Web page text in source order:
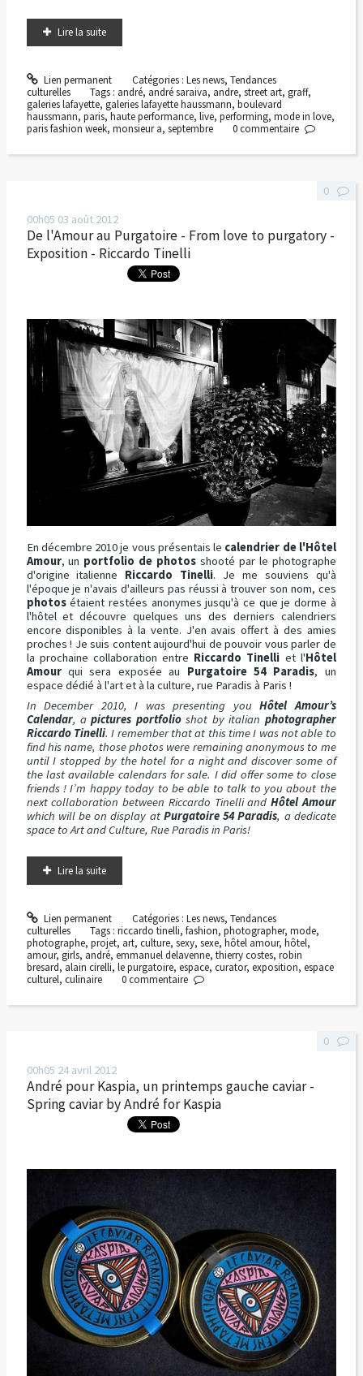
Lire la suite
Lien permanent Catégories : Les news, Tendances
culturelles
Tags : andré, andré saraiva, andre,street art,graff,
galeries lafayette, galeries lafayette haussmann, boulevard
haussmann, paris, haute performance, live, performing, mode in love,
paris fashion week, monsieur a, septembre 0commentaire
00h05 03 août 2012
De l'Amour au Purgatoire - From love to purgatory -
Exposition - Riccardo Tinelli
En décembre 2010 je vous présentais le calendrier de l'Hôtel
Amour, un portfolio de photos shooté par le photographe
d'origine italienne Riccardo Tinelli. Je me souviens qu'à
l'époque je n'avais d'ailleurs pas réussi à trouver son nom, ces
photosétaient restées anonymes jusqu'à ce que je dorme à
l'hôtel et découvre quelques uns des derniers calendriers
encore disponibles à la vente. J'en avais offert à des amies
proches ! Je suis content aujourd'hui de pouvoir vous parler de
la prochaine collaboration entre Riccardo Tinelli et l'Hôtel
Amourqui sera exposée au Purgatoire 54 Paradis, un
espace dédié à l'art et à la culture, rue Paradis à Paris !
In December 2010, I was presenting youHôtel Amour’s
Calendar, apictures portfolioshot by italian photographer
Riccardo Tinelli. I remember that at this time I was not able to
find his name, those photos were remaining anonymous to me
until I stopped by the hotel for a night and discover some of
the last available calendars for sale. I did offer some to close
friends ! I’m happy today to be able to talk to you about the
next collaboration between Riccardo Tinelli and Hôtel Amour
which will be on display at Purgatoire 54 Paradis, a dedicate
space to Art and Culture, Rue Paradis in Paris!
Lire la suite
Lien permanent Catégories : Les news, Tendances
culturelles
Tags :riccardo tinelli,fashion,photographer,mode,
photographe, projet, art, culture, sexy, sexe, hôtel amour, hôtel,
amour, girls, andré, emmanuel delavenne, thierry costes, robin
bresard, alain cirelli, le purgatoire, espace, curator, exposition, espace
culturel, culinaire
0
0commentaire
00h05 24 avril 2012
André pour Kaspia, un printemps gauche caviar -
Spring caviar by André for Kaspia
0